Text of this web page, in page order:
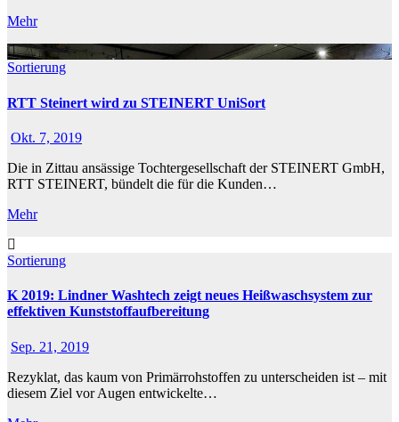
Mehr
Sortierung
RTT Steinert wird zu STEINERT UniSort
Okt. 7, 2019
Die in Zittau ansässige Tochtergesellschaft der STEINERT GmbH,
RTT STEINERT, bündelt die für die Kunden…
Mehr
Sortierung
K 2019: Lindner Washtech zeigt neues Heißwaschsystem zur
effektiven Kunststoffaufbereitung
Sep. 21, 2019
Rezyklat, das kaum von Primärrohstoffen zu unterscheiden ist – mit
diesem Ziel vor Augen entwickelte…